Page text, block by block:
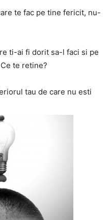
te fac pe tine fericit, nu-
ti-ai fi dorit sa-l faci si pe
te retine?
tau de care nu esti